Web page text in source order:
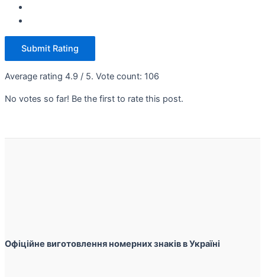
Submit Rating
Average rating 4.9 / 5. Vote count: 106
No votes so far! Be the first to rate this post.
Офіційне виготовлення номерних знаків в Україні